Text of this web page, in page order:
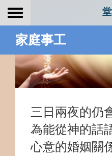
Toggle
家庭事工
三日兩夜的仍
為能從神的話
心意的婚姻關